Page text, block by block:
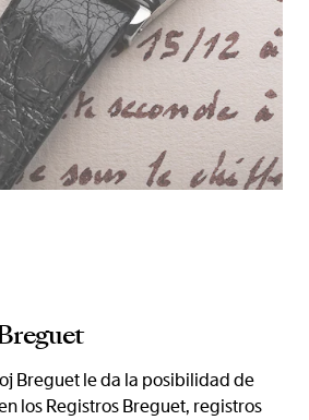
Breguet le da la posibilidad de
los Registros Breguet, registros